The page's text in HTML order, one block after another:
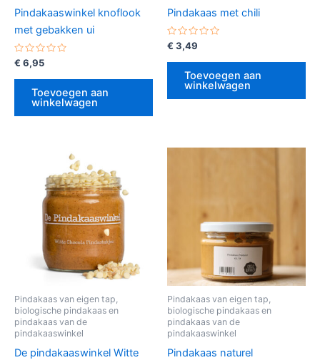
Pindakaaswinkel knoflook
met gebakken ui
Gewaardeerd
uit
€ 6,95
Toevoegen aan
winkelwagen
Pindakaas met chili
Gewaardeerd
uit
€ 3,49
Toevoegen aan
winkelwagen
Pindakaas van eigen tap,
biologische pindakaas en
pindakaas van de
pindakaaswinkel
De pindakaaswinkel Witte
Pindakaas van eigen tap,
biologische pindakaas en
pindakaas van de
pindakaaswinkel
Pindakaas naturel